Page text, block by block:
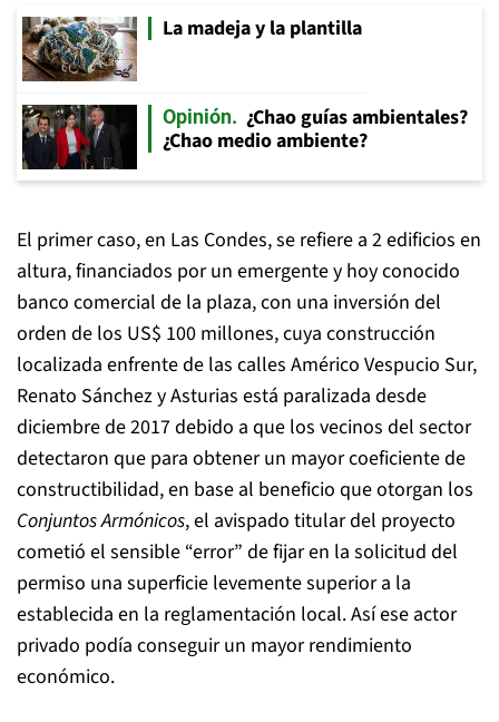
La madeja y la plantilla
Opinión
¿Chao guías ambientales?
¿Chao medio ambiente?
El primer caso, en Las Condes, se refiere a 2 edificios en
altura, financiados por un emergente y hoy conocido
banco comercial de la plaza, con una inversión del
orden de los US$ 100 millones, cuya construcción
localizada enfrente de las calles Américo Vespucio Sur,
Renato Sánchez y Asturias está paralizada desde
diciembre de 2017 debido a que los vecinos del sector
detectaron que para obtener un mayor coeficiente de
constructibilidad, en base al beneficio que otorgan los
Conjuntos Armónicos, el avispado titular del proyecto
cometió el sensible “error” de fijar en la solicitud del
permiso una superficie levemente superior a la
establecida en la reglamentación local. Así ese actor
privado podía conseguir un mayor rendimiento
económico.